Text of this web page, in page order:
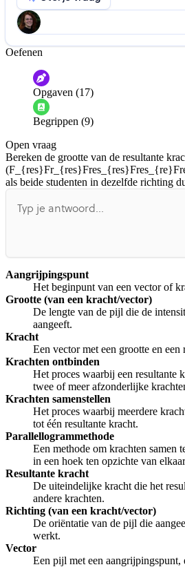
Help ons de video te verbeteren
De audio is slecht
Informatie is onjuist
De docent is te langdradig
De uitleg gaat te langzaam
Afspelen werkte niet
Iets
Oefenen
Opgaven (17)
Begrippen (9)
Open vraag
Bereken de grootte van de resultante
(
als beide studenten in dezelfde richting
Aangrijpingspunt
Het beginpunt van een vector of
Grootte (van een kracht/vector)
De lengte van de pijl die de
aangeeft.
Kracht
Een vector met een grootte en een
Krachten ontbinden
Het proces waarbij een resultante
twee of meer afzonderlijke
Krachten samenstellen
Het proces waarbij meerdere
tot één resultante kracht.
Parallellogrammethode
Een methode om krachten samen
in een hoek ten opzichte van
Resultante kracht
De uiteindelijke kracht die het
andere krachten.
Richting (van een kracht/vector)
De oriëntatie van de pijl die
werkt.
Vector
Een pijl met een aangrijpingspunt,